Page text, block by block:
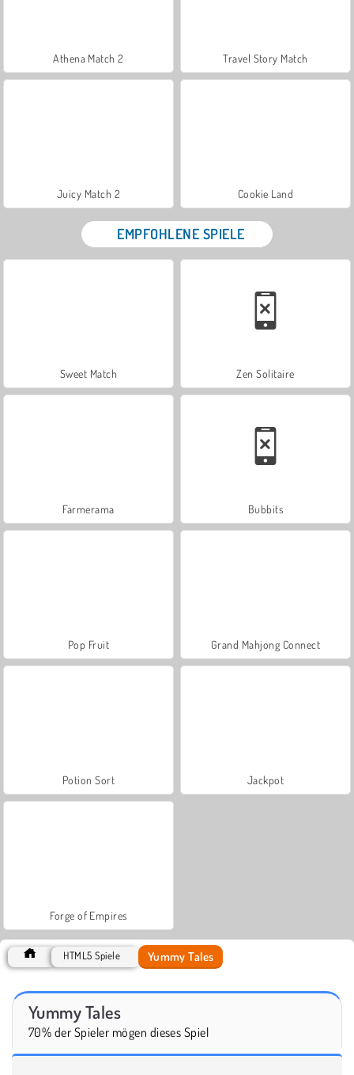
Athena Match 2 Travel Story Match
Juicy Match 2 Cookie Land
EMPFOHLENE SPIELE
Sweet Match Zen Solitaire
Farmerama Bubbits
Pop Fruit Grand Mahjong Connect
Potion Sort Jackpot
Forge of Empires
HTML5 Spiele Yummy Tales
Yummy Tales
70% der Spieler mögen dieses Spiel